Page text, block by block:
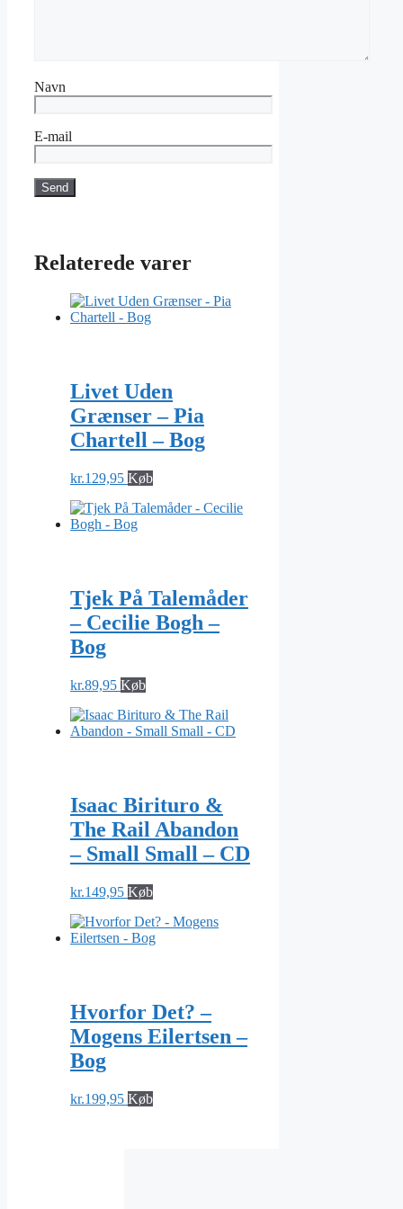
Navn
E-mail
Relaterede varer
Livet Uden
Grænser – Pia
Chartell – Bog
kr.129,95 Køb
Tjek På Talemåder
– Cecilie Bogh –
Bog
kr.89,95 Køb
Isaac Birituro &
The Rail Abandon
– Small Small – CD
kr.149,95 Køb
Hvorfor Det? –
Mogens Eilertsen –
Bog
kr.199,95 Køb